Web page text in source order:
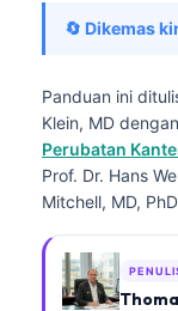
🔄 Dikemas
Panduan ini
Klein, MD
Perubatan
Prof. Dr. Hans
Mitchell, MD,